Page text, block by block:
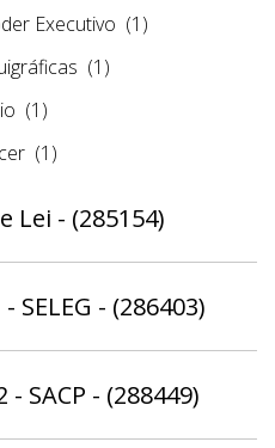
Executivo (1)
(1)
(1)
(1)
Lei - (285154)
SELEG - (286403)
- SACP - (288449)